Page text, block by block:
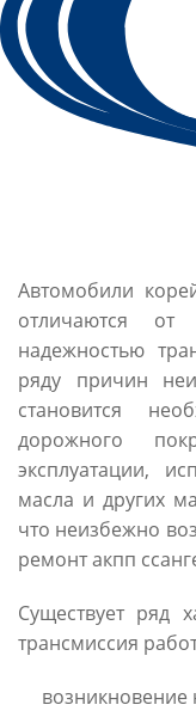
Автомобили
отличаются
надежностью
ряду причин
становится
дорожного
эксплуатации,
масла и других
что неизбежно
ремонт акпп
Существует ряд
трансмиссия
возникновение